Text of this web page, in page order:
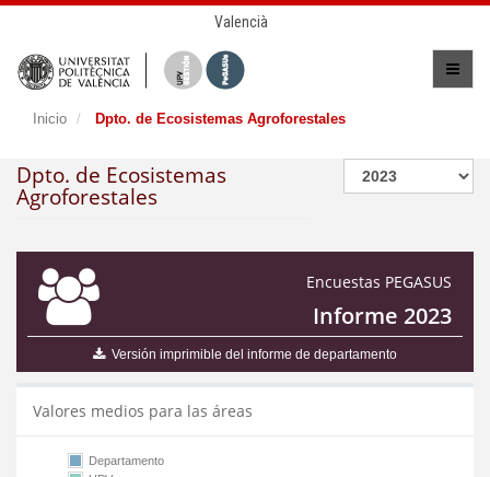
Valencià
Inicio Dpto. de Ecosistemas Agroforestales
Dpto. de Ecosistemas
Agroforestales
Encuestas PEGASUS
Informe 2023
Versión imprimible del informe de departamento
Valores medios para las áreas
Departamento